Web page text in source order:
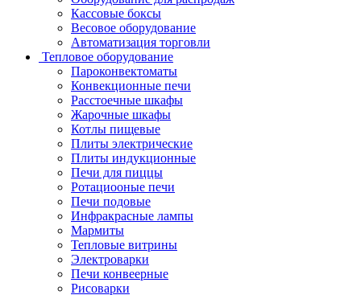
Кассовые боксы
Весовое оборудование
Автоматизация торговли
Тепловое оборудование
Пароконвектоматы
Конвекционные печи
Расстоечные шкафы
Жарочные шкафы
Котлы пищевые
Плиты электрические
Плиты индукционные
Печи для пиццы
Ротациооные печи
Печи подовые
Инфракрасные лампы
Мармиты
Тепловые витрины
Электроварки
Печи конвеерные
Рисоварки